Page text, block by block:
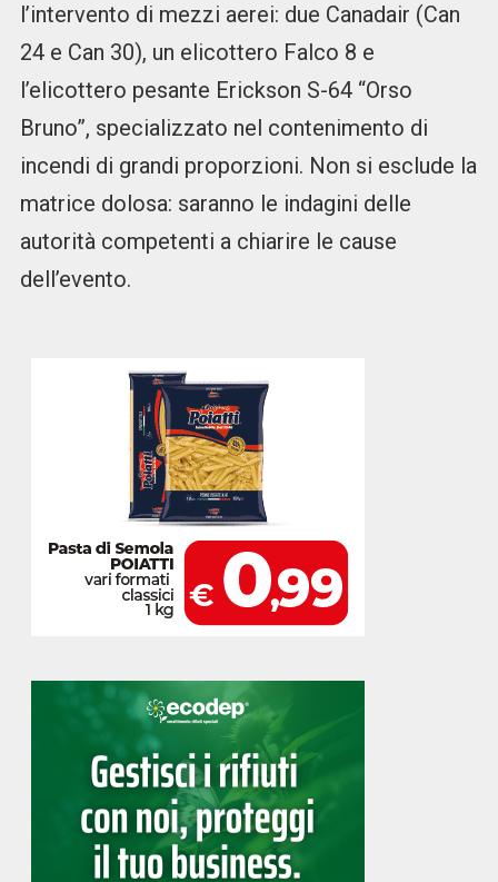
l’intervento di mezzi aerei: due Canadair (Can
24 e Can 30), un elicottero Falco 8 e
l’elicottero pesante Erickson S-64 “Orso
Bruno”, specializzato nel contenimento di
incendi di grandi proporzioni. Non si esclude la
matrice dolosa: saranno le indagini delle
autorità competenti a chiarire le cause
dell’evento.